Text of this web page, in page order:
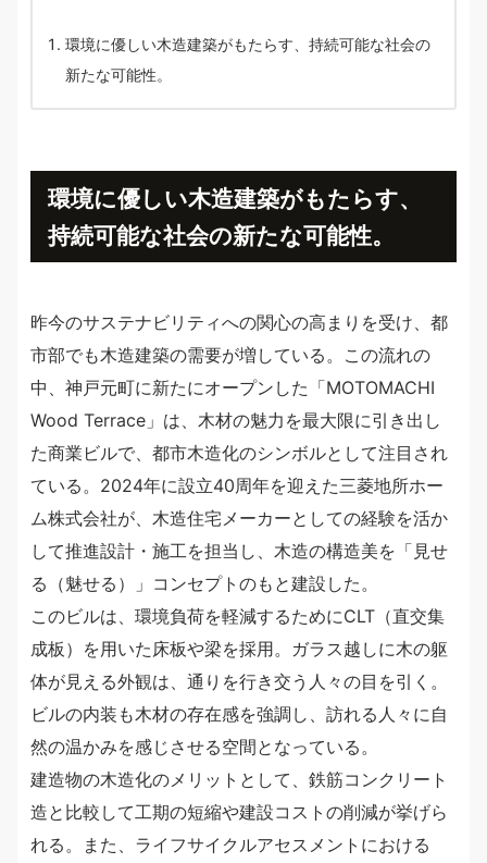
環境に優しい木造建築がもたらす、持続可能な社会の
新たな可能性。
環境に優しい木造建築がもたらす、
持続可能な社会の新たな可能性。
昨今のサステナビリティへの関心の高まりを受け、都
市部でも木造建築の需要が増している。この流れの
中、神戸元町に新たにオープンした「MOTOMACHI
Wood Terrace」は、木材の魅力を最大限に引き出し
た商業ビルで、都市木造化のシンボルとして注目され
ている。2024年に設立40周年を迎えた三菱地所ホー
ム株式会社が、木造住宅メーカーとしての経験を活か
して推進設計・施工を担当し、木造の構造美を「見せ
る（魅せる）」コンセプトのもと建設した。
このビルは、環境負荷を軽減するためにCLT（直交集
成板）を用いた床板や梁を採用。ガラス越しに木の躯
体が見える外観は、通りを行き交う人々の目を引く。
ビルの内装も木材の存在感を強調し、訪れる人々に自
然の温かみを感じさせる空間となっている。
建造物の木造化のメリットとして、鉄筋コンクリート
造と比較して工期の短縮や建設コストの削減が挙げら
れる。また、ライフサイクルアセスメントにおける